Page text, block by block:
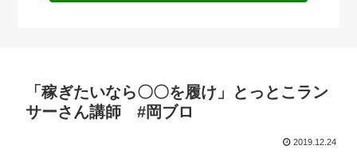
「稼ぎたいなら〇〇を履け」とっとこラン
サーさん講師 #岡ブロ
2019.12.24